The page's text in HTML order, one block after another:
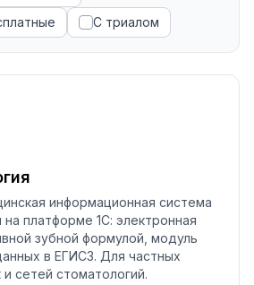
С триалом
информационная система
платформе 1С: электронная
зубной формулой, модуль
в ЕГИСЗ. Для частных
и сетей стоматологий.